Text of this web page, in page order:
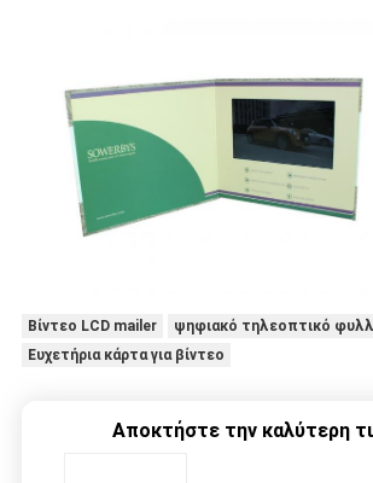
Βίντεο LCD mailer
ψηφιακό τηλεοπτικό
Ευχετήρια κάρτα για βίντεο
Αποκτήστε την καλύτερη